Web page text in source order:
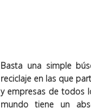
Basta una simple
reciclaje en las que
y empresas de todos
mundo tiene un